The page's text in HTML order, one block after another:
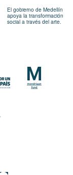
El gobierno de Medellín
apoya la transformación
social a través del arte.